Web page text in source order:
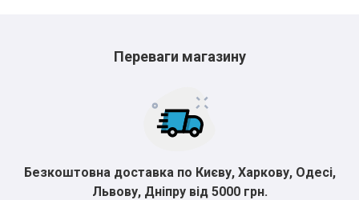
Переваги магазину
Безкоштовна доставка по Києву, Харкову, Одесі,
Львову, Дніпру від 5000 грн.